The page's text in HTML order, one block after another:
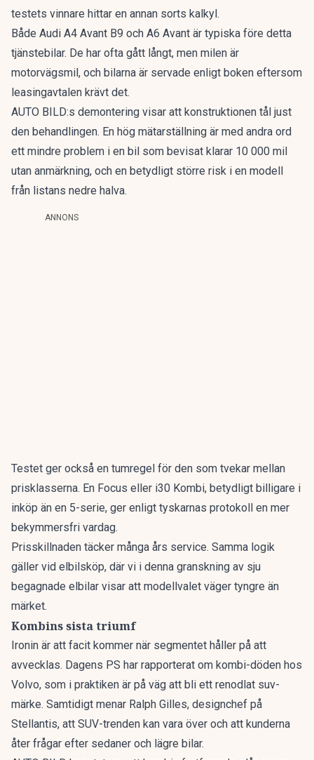
testets vinnare hittar en annan sorts kalkyl.
Både Audi A4 Avant B9 och A6 Avant är typiska före detta
tjänstebilar. De har ofta gått långt, men milen är
motorvägsmil, och bilarna är servade enligt boken eftersom
leasingavtalen krävt det.
AUTO BILD:s demontering visar att konstruktionen tål just
den behandlingen. En hög mätarställning är med andra ord
ett mindre problem i en bil som bevisat klarar 10 000 mil
utan anmärkning, och en betydligt större risk i en modell
från listans nedre halva.
ANNONS
Testet ger också en tumregel för den som tvekar mellan
prisklasserna. En Focus eller i30 Kombi, betydligt billigare i
inköp än en 5-serie, ger enligt tyskarnas protokoll en mer
bekymmersfri vardag.
Prisskillnaden täcker många års service. Samma logik
gäller vid elbilsköp, där vi i denna granskning av sju
begagnade elbilar visar att modellvalet väger tyngre än
märket.
Kombins sista triumf
Ironin är att facit kommer när segmentet håller på att
avvecklas. Dagens PS har rapporterat om kombi-döden hos
Volvo, som i praktiken är på väg att bli ett renodlat suv-
märke. Samtidigt menar Ralph Gilles, designchef på
Stellantis, att SUV-trenden kan vara över och att kunderna
åter frågar efter sedaner och lägre bilar.